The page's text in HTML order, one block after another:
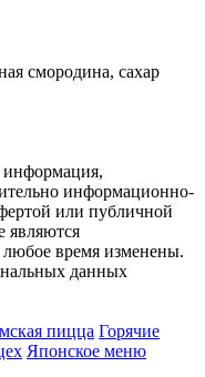
смородина, сахар
информационно-
или публичной
являются
время изменены.
данных
пицца Горячие
Японское меню